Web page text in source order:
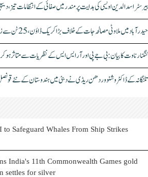
بیرسٹر اسدالدین اویسی کی ہدایت پر مندر میں صفائی کے انتظامات تیز،
حیدرآباد میں ملاوٹی مصالحہ جات کے خلاف بڑا کریک ڈاؤن، 25 ٹن سے زائد مصالحے ضبط، 3 گرفتار
کنگنا رناوت کا بیان: بی جے پی اور آر ایس ایس کے نظریات سے متاثر ہو
تلنگانہ کے ڈاکٹر وشنو وردھن ریڈی نے دبئی میں ہندوستان کے نئے
to Safeguard Whales From Ship Strikes
India's 11th Commonwealth Games gold
settles for silver